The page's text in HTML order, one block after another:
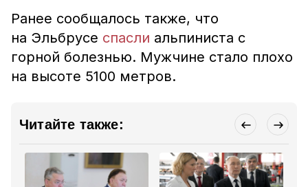
Ранее сообщалось также, что
на Эльбрусе спасли альпиниста с
горной болезнью. Мужчине стало плохо
на высоте 5100 метров.
Читайте также: